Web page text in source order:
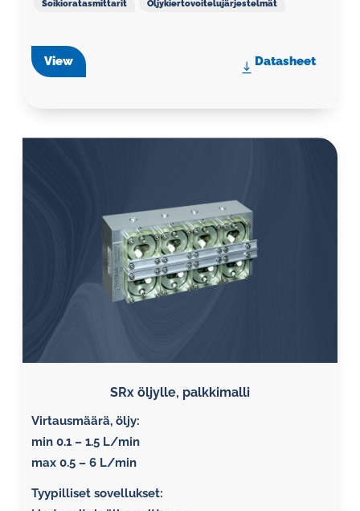
Soikioratasmittarit Öljykiertovoitelujärjestelmät
View Datasheet
SRx öljylle, palkkimalli
Virtausmäärä, öljy:
min 0.1 – 1.5 L/min
max 0.5 – 6 L/min
Tyypilliset sovellukset: